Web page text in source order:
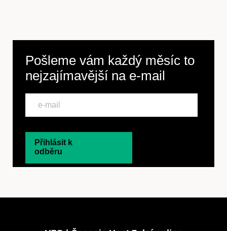
Pošleme vám každý měsíc to
nejzajímavější na e-mail
Přihlásit k
odběru